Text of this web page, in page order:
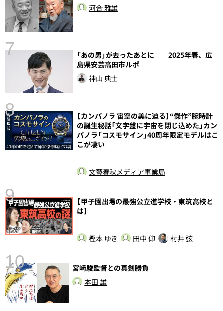
河合 雅雄
7
「あの男」が去ったあとに――2025年春、広
島県安芸高田市ルポ
神山 典士
8
【カンパノラ 宙空の美に迫る】“傑作”腕時計
の誕生秘話「文字盤に宇宙を閉じ込めた」カン
パノラ「コスモサイン」40周年限定モデルはこ
こが凄い
文藝春秋メディア事業局
9
【甲子園出場の最強公立進学校・東筑高校と
は】
樫本 ゆき 田中 仰 村井 弦
10
宮﨑駿監督との真剣勝負
本田 雄